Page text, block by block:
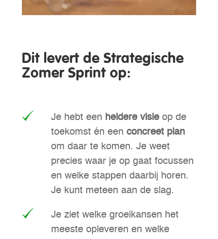
Dit levert de Strategische
Zomer Sprint op:
Je hebt een heldere visieop de
toekomst én een concreet plan
om daar te komen. Je weet
precies waar je op gaat focussen
en welke stappen daarbij horen.
Je kunt meteen aan de slag.
Je ziet welke groeikansen het
meeste opleveren en welke